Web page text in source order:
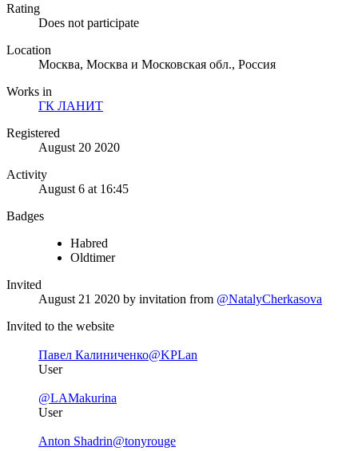
Rating
Does not participate
Location
Москва, Москва и Московская обл., Россия
Works in
ГК ЛАНИТ
Registered
August 20 2020
Activity
August 6 at 16:45
Badges
Habred
Oldtimer
Invited
August 21 2020 by invitation from @NatalyCherkasova
Invited to the website
Павел Калиниченко@KPLan
User
@LAMakurina
User
Anton Shadrin@tonyrouge